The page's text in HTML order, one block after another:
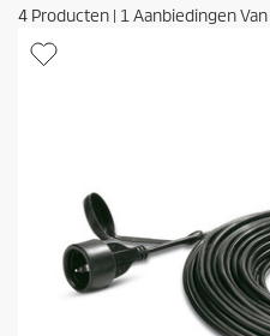
4 Producten | 1Aanbiedingen Van